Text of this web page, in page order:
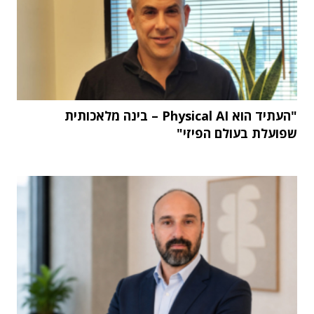
"העתיד הוא Physical AI – בינה מלאכותית
שפועלת בעולם הפיזי"